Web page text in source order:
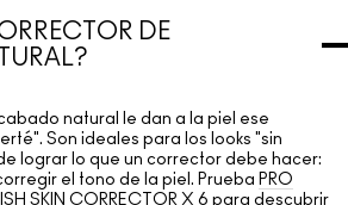
DE
natural le dan a la piel ese
Son ideales para los looks "sin
lograr lo que un corrector debe hacer:
el tono de la piel. Prueba PRO
SKIN CORRECTOR X 6 para descubrir